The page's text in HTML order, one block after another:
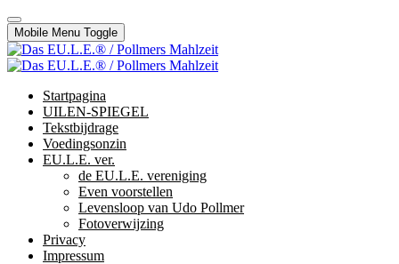
Mobile Menu Toggle
Startpagina
UILEN-SPIEGEL
Tekstbijdrage
Voedingsonzin
EU.L.E. ver.
de EU.L.E. vereniging
Even voorstellen
Levensloop van Udo Pollmer
Fotoverwijzing
Privacy
Impressum